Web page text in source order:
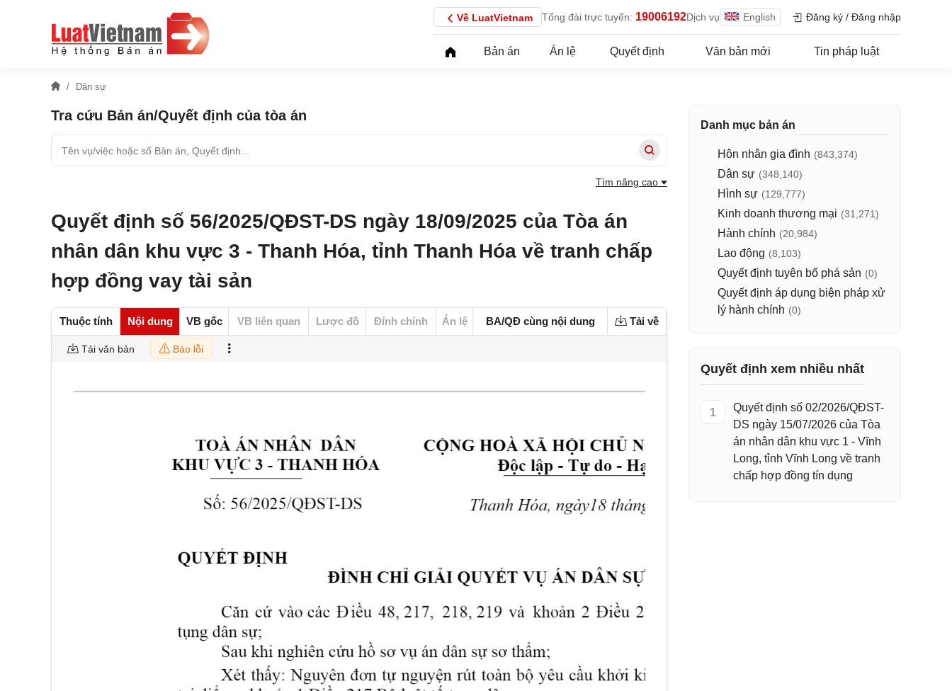
Về LuatVietnam Tổng đài trực tuyến: 19006192Dịch vụ English Đăng ký / Đăng nhập
Bản án Án lệ Quyết định Văn bản mới Tin pháp luật
Dân sự
Tra cứu Bản án/Quyết định của tòa án
Tìm nâng cao
Quyết định số 56/2025/QĐST-DS ngày 18/09/2025 của Tòa án
nhân dân khu vực 3 - Thanh Hóa, tỉnh Thanh Hóa về tranh chấp
hợp đồng vay tài sản
Thuộc tính Nội dung VB gốc VB liên quan Lược đồ Đính chính Án lệ BA/QĐ cùng nội dung Tải về
Tải văn bản Báo lỗi
Danh mục bản án
Hôn nhân gia đình (843,374)
Dân sự (348,140)
Hình sự (129,777)
Kinh doanh thương mại (31,271)
Hành chính (20,984)
Lao động (8,103)
Quyết định tuyên bố phá sản (0)
Quyết định áp dụng biện pháp xử
lý hành chính (0)
Quyết định xem nhiều nhất
1
Quyết định số 02/2026/QĐST-
DS ngày 15/07/2026 của Tòa
án nhân dân khu vực 1 - Vĩnh
Long, tỉnh Vĩnh Long về tranh
chấp hợp đồng tín dụng